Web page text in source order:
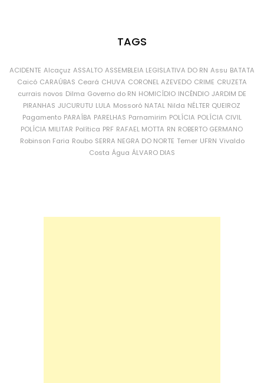
TAGS
ACIDENTE Alcaçuz ASSALTO ASSEMBLEIA LEGISLATIVA DO RN Assu BATATA
Caicó CARAÚBAS Ceará CHUVA CORONEL AZEVEDO CRIME CRUZETA
currais novos Dilma Governo do RN HOMICÍDIO INCÊNDIO JARDIM DE
PIRANHAS JUCURUTU LULA Mossoró NATAL Nilda NÉLTER QUEIROZ
Pagamento PARAÍBA PARELHAS Parnamirim POLÍCIA POLÍCIA CIVIL
POLÍCIA MILITAR Política PRF RAFAEL MOTTA RN ROBERTO GERMANO
Robinson Faria Roubo SERRA NEGRA DO NORTE Temer UFRN Vivaldo
Costa Água ÁLVARO DIAS